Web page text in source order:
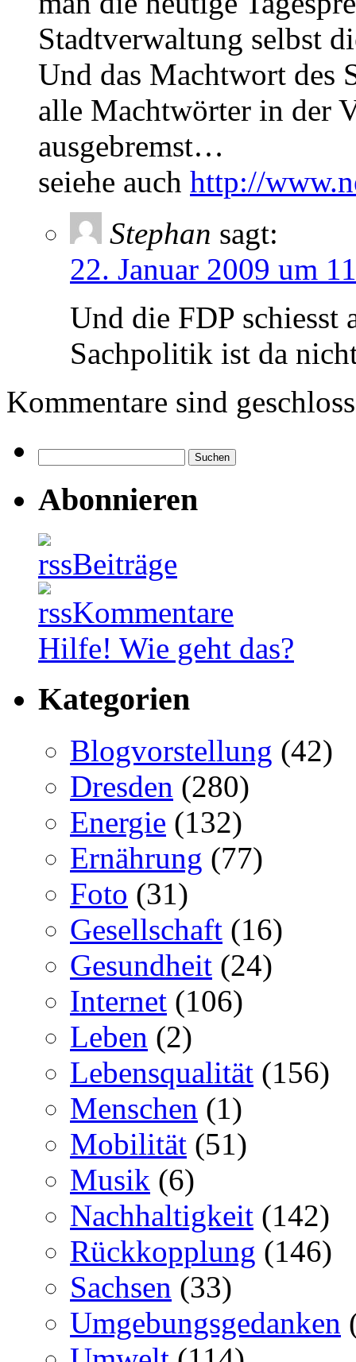
Stadtverwaltung selbst
Und das Machtwort des
alle Machtwörter in der
ausgebremst…
seiehe auch http://
Stephan sagt:
22. Januar 2009 um
Und die FDP schiesst
Sachpolitik ist da
Kommentare sind
nach:
Abonnieren
Beiträge
Kommentare
Hilfe! Wie geht das?
Kategorien
Blogvorstellung (42)
Dresden (280)
Energie (132)
Ernährung (77)
Foto (31)
Gesellschaft (16)
Gesundheit (24)
Internet (106)
Leben (2)
Lebensqualität (156)
Menschen (1)
Mobilität (51)
Musik (6)
Nachhaltigkeit (142)
Rückkopplung (146)
Sachsen (33)
Umgebungsgedanken